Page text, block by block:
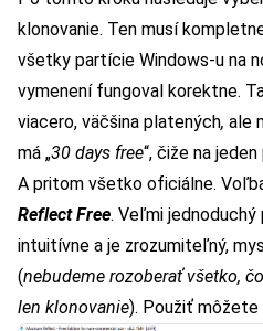
klonovanie. Ten musí
všetky partície Windows-u na
vymenení fungoval korektne.
viacero, väčšina platených, ale
má „30 days free“, čiže na
A pritom všetko oficiálne.
Reflect Free. Veľmi
intuitívne a je zrozumiteľný,
(nebudeme rozoberať všetko,
len klonovanie). Použiť môžete